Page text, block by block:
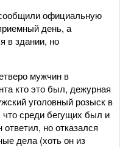
официальную
день, а
в здании, но
мужчин в
кто это был, дежурная
уголовный розыск в
среди бегущих был и
но отказался
дела (хоть он из